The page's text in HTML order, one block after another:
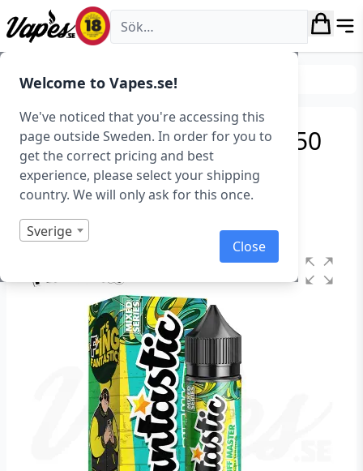
Welcome to Vapes.se!
We've noticed that you're accessing this
page outside Sweden. In order for you to
get the correct pricing and best
experience, please select your shipping
country. We will only ask for this once.
Sverige
Close
Vapes.se
E-juice Smaker Frukt & Bär
Fantastic – Puff Master (50
ml, Shortfill)
Art.nr: 36686
Slut i lager